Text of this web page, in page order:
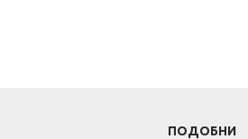
ПОДОБНИ